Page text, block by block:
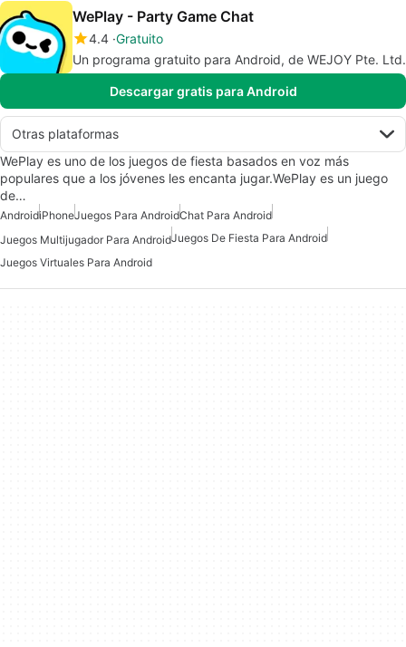
WePlay - Party Game Chat
4.4 Gratuito
Un programa gratuito para Android, de WEJOY Pte. Ltd.
Descargar gratis para Android
Otras plataformas
WePlay es uno de los juegos de fiesta basados en voz más
populares que a los jóvenes les encanta jugar.WePlay es un juego
de…
AndroidiPhoneJuegos Para AndroidChat Para Android
Juegos Multijugador Para AndroidJuegos De Fiesta Para Android
Juegos Virtuales Para Android